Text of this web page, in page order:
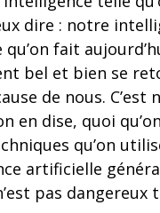
dire : notre
fait
bel et bien se
de nous.
en dise, quoi
qu’on
artificielle
pas